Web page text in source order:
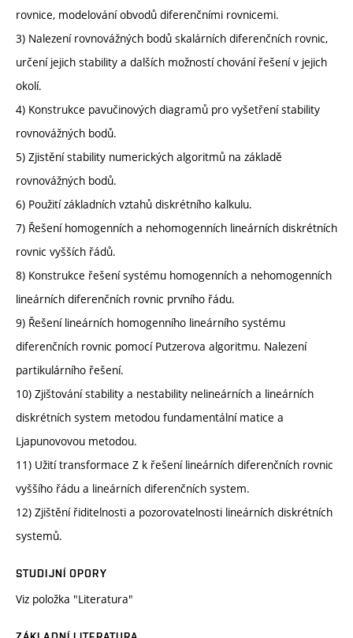
rovnice, modelování obvodů diferenčními rovnicemi.
3) Nalezení rovnovážných bodů skalárních diferenčních rovnic,
určení jejich stability a dalších možností chování řešení v jejich
okolí.
4) Konstrukce pavučinových diagramů pro vyšetření stability
rovnovážných bodů.
5) Zjistění stability numerických algoritmů na základě
rovnovážných bodů.
6) Použití základních vztahů diskrétního kalkulu.
7) Řešení homogenních a nehomogenních lineárních diskrétních
rovnic vyšších řádů.
8) Konstrukce řešení systému homogenních a nehomogenních
lineárních diferenčních rovnic prvního řádu.
9) Řešení lineárních homogenního lineárního systému
diferenčních rovnic pomocí Putzerova algoritmu. Nalezení
partikulárního řešení.
10) Zjištování stability a nestability nelineárních a lineárních
diskrétních system metodou fundamentální matice a
Ljapunovovou metodou.
11) Užití transformace Z k řešení lineárních diferenčních rovnic
vyššího řádu a lineárních diferenčních system.
12) Zjištění řiditelnosti a pozorovatelnosti lineárních diskrétních
systemů.
STUDIJNÍ OPORY
Viz položka "Literatura"